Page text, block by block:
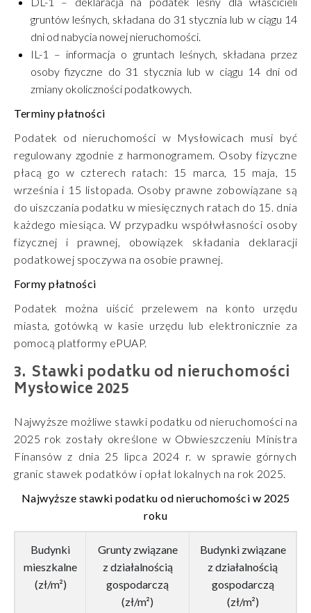
gruntów leśnych, składana do 31 stycznia lub w ciągu 14
dni od nabycia nowej nieruchomości.
IL-1 – informacja o gruntach leśnych, składana przez
osoby fizyczne do 31 stycznia lub w ciągu 14 dni od
zmiany okoliczności podatkowych.
Terminy płatności
Podatek od nieruchomości w Mysłowicach musi być
regulowany zgodnie z harmonogramem. Osoby fizyczne
płacą go w czterech ratach: 15 marca, 15 maja, 15
września i 15 listopada. Osoby prawne zobowiązane są
do uiszczania podatku w miesięcznych ratach do 15. dnia
każdego miesiąca. W przypadku współwłasności osoby
fizycznej i prawnej, obowiązek składania deklaracji
podatkowej spoczywa na osobie prawnej.
Formy płatności
Podatek można uiścić przelewem na konto urzędu
miasta, gotówką w kasie urzędu lub elektronicznie za
pomocą platformy ePUAP.
Stawki podatku od nieruchomości
Mysłowice 2025
Najwyższe możliwe stawki podatku od nieruchomości na
2025 rok zostały określone w Obwieszczeniu Ministra
Finansów z dnia 25 lipca 2024 r. w sprawie górnych
granic stawek podatków i opłat lokalnych na rok 2025.
Najwyższe stawki podatku od nieruchomości w 2025
roku
Budynki
mieszkalne
(zł/m²)
Grunty związane
z działalnością
gospodarczą
(zł/m²)
Budynki związane
z działalnością
gospodarczą
(zł/m²)